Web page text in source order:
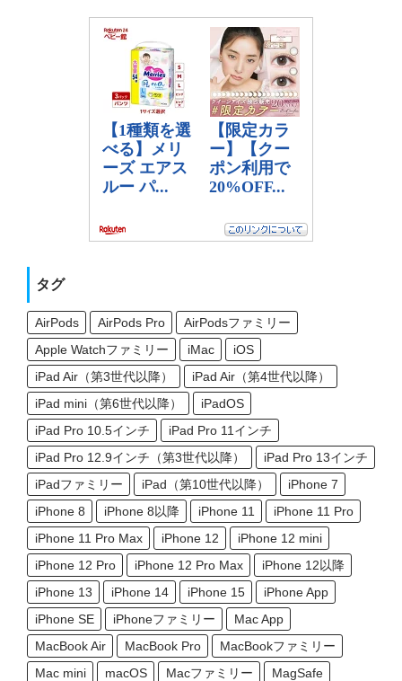
タグ
AirPods AirPods Pro
AirPodsファミリー
Apple Watchファミリー
iMac
iOS
iPad Air（第3世代以降）
iPad Air（第4世代以降）
iPad mini（第6世代以降）
iPadOS
iPad Pro 10.5インチ
iPad Pro 11インチ
iPad Pro 12.9インチ（第3世代以降）
iPad Pro 13インチ
iPadファミリー
iPad（第10世代以降）
iPhone 7
iPhone 8
iPhone 8以降 iPhone 11
iPhone 11 Pro
iPhone 11 Pro Max
iPhone 12
iPhone 12 mini
iPhone 12 Pro
iPhone 12 Pro Max
iPhone 12以降
iPhone 13
iPhone 14 iPhone 15
iPhone App
iPhone SE
iPhoneファミリー
Mac App
MacBook Air
MacBook Pro
MacBookファミリー
Mac mini
macOS Macファミリー MagSafe